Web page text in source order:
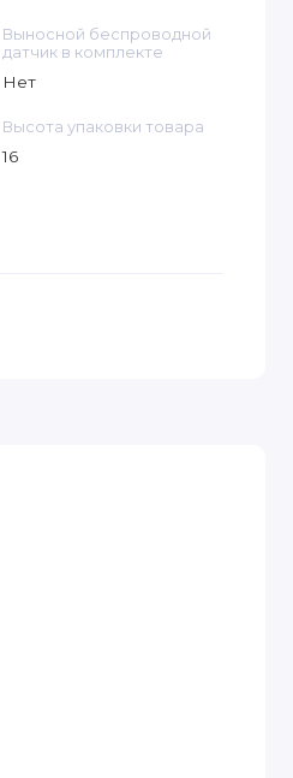
Выносной беспроводной
датчик в комплекте
Нет
Высота упаковки товара
16